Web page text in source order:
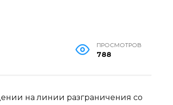
ПРОСМОТРОВ
788
на линии разграничения со